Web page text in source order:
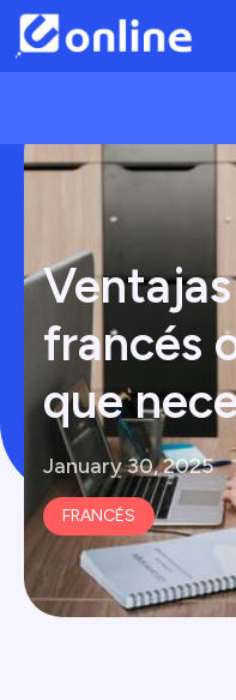
francés
que
January 30, 2025
FRANCÉS